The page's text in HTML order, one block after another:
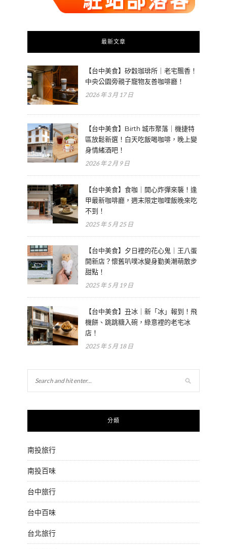
最新文章
【台中美食】矽穀珈琲所｜老宅飄香！
中央公園旁親子寵物友善咖啡廳！
2026 年 3 月 17 日
【台中美食】Birth 城市聚落｜機捷特
區放鬆新選！白天吃飯喝咖啡，晚上變
身情緒酒吧！
2026 年 2 月 9 日
【台中美食】食咖｜開心炸彈來襲！逢
甲最新咖啡廳，週末限定咖哩飯晚來吃
不到！
2025 年 5 月 25 日
【台中美食】夕日裡的花心鬼｜王八蛋
開新店？懷舊叭噗冰變身勤美潮萌散步
甜點！
2025 年 5 月 19 日
【台中美食】丑冰｜新「冰」報到！飛
機餅、跳跳糖入碗，綠意裡的老宅冰
店！
2025 年 5 月 18 日
分類
南投旅行
南投百味
台中旅行
台中百味
台北旅行